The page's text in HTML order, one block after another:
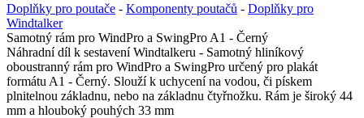
Doplňky pro poutače - Komponenty poutačů - Doplňky pro
Windtalker
Samotný rám pro WindPro a SwingPro A1 - Černý
Náhradní díl k sestavení Windtalkeru - Samotný hliníkový
oboustranný rám pro WindPro a SwingPro určený pro plakát
formátu A1 - Černý. Slouží k uchycení na vodou, či pískem
plnitelnou základnu, nebo na základnu čtyřnožku. Rám je široký 44
mm a hlouboký pouhých 33 mm